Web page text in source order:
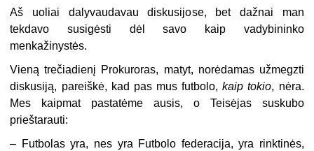
Aš uoliai dalyvaudavau diskusijose, bet dažnai man
tekdavo susigėsti dėl savo kaip vadybininko
menkažinystės.
Vieną trečiadienį Prokuroras, matyt, norėdamas užmegzti
diskusiją, pareiškė, kad pas mus futbolo,kaip tokio, nėra.
Mes kaipmat pastatėme ausis, o Teisėjas suskubo
prieštarauti:
– Futbolas yra, nes yra Futbolo federacija, yra rinktinės,